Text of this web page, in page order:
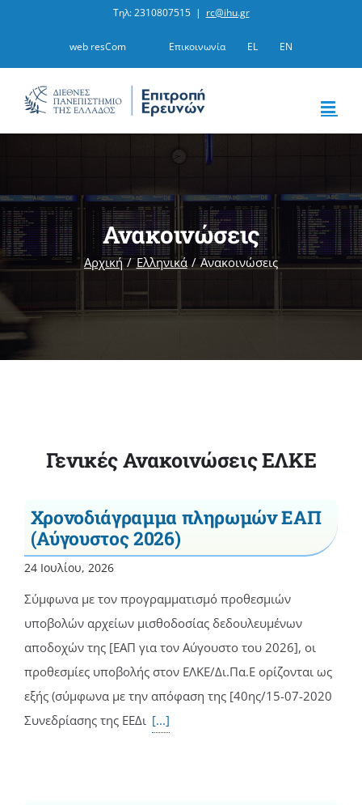
Τηλ: 2310807515 | rc@ihu.gr
web resCom Επικοινωνία EL EN
Ανακοινώσεις
Αρχική Ελληνικά Ανακοινώσεις
Γενικές Ανακοινώσεις ΕΛΚΕ
Χρονοδιάγραμμα πληρωμών ΕΑΠ
(Αύγουστος 2026)
24 Ιουλίου, 2026
Σύμφωνα με τον προγραμματισμό προθεσμιών
υποβολών αρχείων μισθοδοσίας δεδουλευμένων
αποδοχών της [ΕΑΠ για τον Αύγουστο του 2026], οι
προθεσμίες υποβολής στον ΕΛΚΕ/Δι.Πα.Ε ορίζονται ως
εξής (σύμφωνα με την απόφαση της [40ης/15-07-2020
Συνεδρίασης της ΕΕΔι [...]